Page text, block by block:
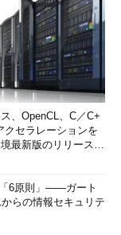
、OpenCL、C／C+
クセラレーションを
最新版のリリースを
6原則」――ガート
らの情報セキュリテ